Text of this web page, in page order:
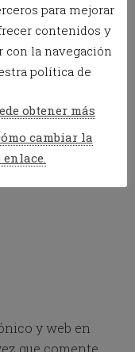
y web en
que comente.
para mejorar
contenidos y
la navegación
política de
obtener más
cambiar la